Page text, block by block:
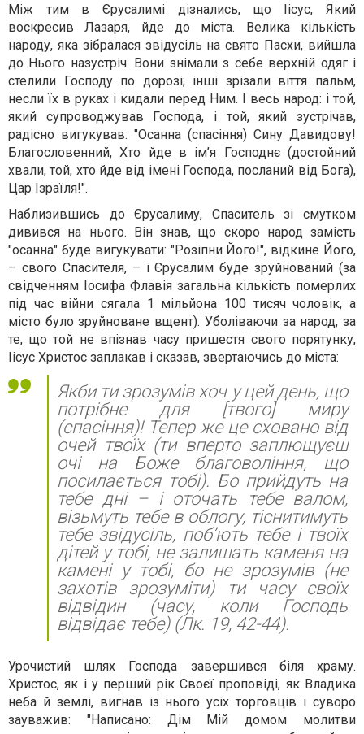
Між тим в Єрусалимі дізнались, що Іісус, Який
воскресив Лазаря, йде до міста. Велика кількість
народу, яка зібралася звідусіль на свято Пасхи, вийшла
до Нього назустріч. Вони знімали з себе верхній одяг і
стелили Господу по дорозі; інші зрізали віття пальм,
несли їх в руках і кидали перед Ним. І весь народ: і той,
який супроводжував Господа, і той, який зустрічав,
радісно вигукував: "Осанна (спасіння) Сину Давидову!
Благословенний, Хто йде в ім’я Господнє (достойний
хвали, той, хто йде від імені Господа, посланий від Бога),
Цар Ізраїля!".
Наблизившись до Єрусалиму, Спаситель зі смутком
дивився на нього. Він знав, що скоро народ замість
"осанна" буде вигукувати: "Розіпни Його!", відкине Його,
– свого Спасителя, – і Єрусалим буде зруйнований (за
свідченням Іосифа Флавія загальна кількість померлих
під час війни сягала 1 мільйона 100 тисяч чоловік, а
місто було зруйноване вщент). Уболіваючи за народ, за
те, що той не впізнав часу пришестя свого порятунку,
Іісус Христос заплакав і сказав, звертаючись до міста:
Якби ти зрозумів хоч у цей день, що
потрібне для [твого] миру
(спасіння)! Тепер же це сховано від
очей твоїх (ти вперто заплющуєш
очі на Боже благовоління, що
посилається тобі). Бо прийдуть на
тебе дні – і оточать тебе валом,
візьмуть тебе в облогу, тіснитимуть
тебе звідусіль, поб’ють тебе і твоїх
дітей у тобі, не залишать каменя на
камені у тобі, бо не зрозумів (не
захотів зрозуміти) ти часу своїх
відвідин (часу, коли Господь
відвідає тебе) (Лк. 19, 42-44).
Урочистий шлях Господа завершився біля храму.
Христос, як і у перший рік Своєї проповіді, як Владика
неба й землі, вигнав із нього усіх торговців і суворо
зауважив: "Написано: Дім Мій домом молитви